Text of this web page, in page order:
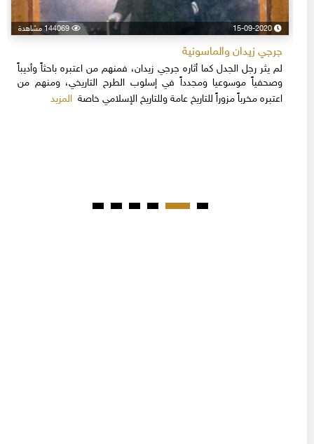
15-09-2020 144069 مشاهدة
جرجي زيدان والماسونية
لم يثر رجل الجدل كما أثاره جرجي زيدان، فمنهم من اعتبره باحثاً وأديباً
وصحفياً موسوعيا ومجدداً في إسلوب الطرح التاريخي، ومنهم من
اعتبره مخرباً مزوراً للتاريخ عامة وللتاريخ الإسلامي خاصةالمزيد